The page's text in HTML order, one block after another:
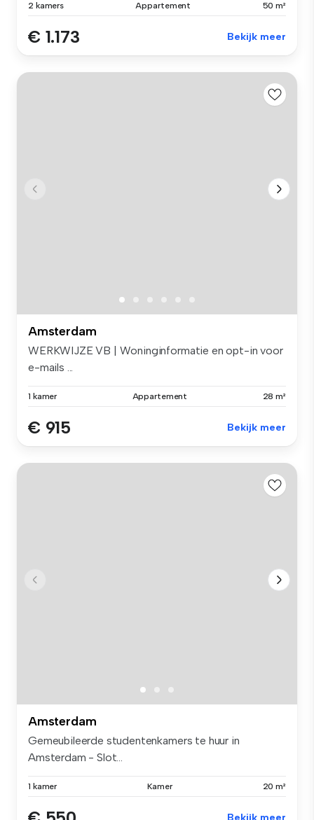
2 kamers Appartement 50 m²
€ 1.173 Bekijk meer
Amsterdam
WERKWIJZE VB | Woninginformatie en opt-in voor
e-mails ...
1 kamer Appartement 28 m²
€ 915 Bekijk meer
Amsterdam
Gemeubileerde studentenkamers te huur in
Amsterdam - Slot...
1 kamer Kamer 20 m²